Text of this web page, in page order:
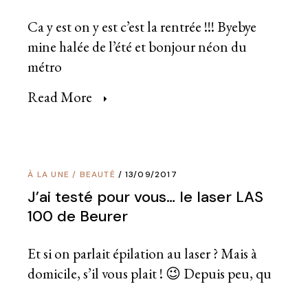
Ca y est on y est c’est la rentrée !!! Byebye
mine halée de l’été et bonjour néon du
métro
Read More
À LA UNE / BEAUTÉ 13/09/2017
J’ai testé pour vous… le laser LAS
100 de Beurer
Et si on parlait épilation au laser ? Mais à
domicile, s’il vous plait ! 😉 Depuis peu, qu